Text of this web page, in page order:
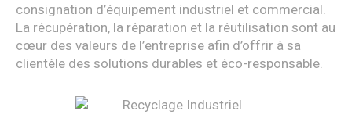
consignation d’équipement industriel et commercial.
La récupération, la réparation et la réutilisation sont au
cœur des valeurs de l’entreprise afin d’offrir à sa
clientèle des solutions durables et éco-responsable.